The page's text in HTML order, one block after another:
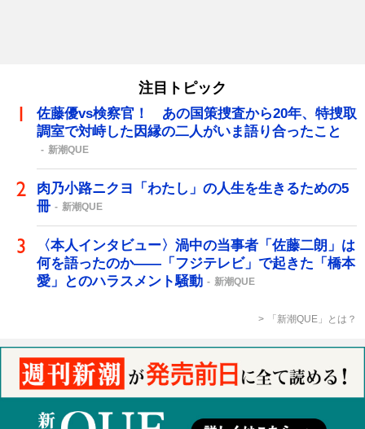
注目トピック
佐藤優vs検察官！ あの国策捜査から20年、特捜取
調室で対峙した因縁の二人がいま語り合ったこと
新潮QUE
肉乃小路ニクヨ「わたし」の人生を生きるための5
冊
新潮QUE
〈本人インタビュー〉渦中の当事者「佐藤二朗」は
何を語ったのか――「フジテレビ」で起きた「橋本
愛」とのハラスメント騒動
新潮QUE
「新潮QUE」とは？